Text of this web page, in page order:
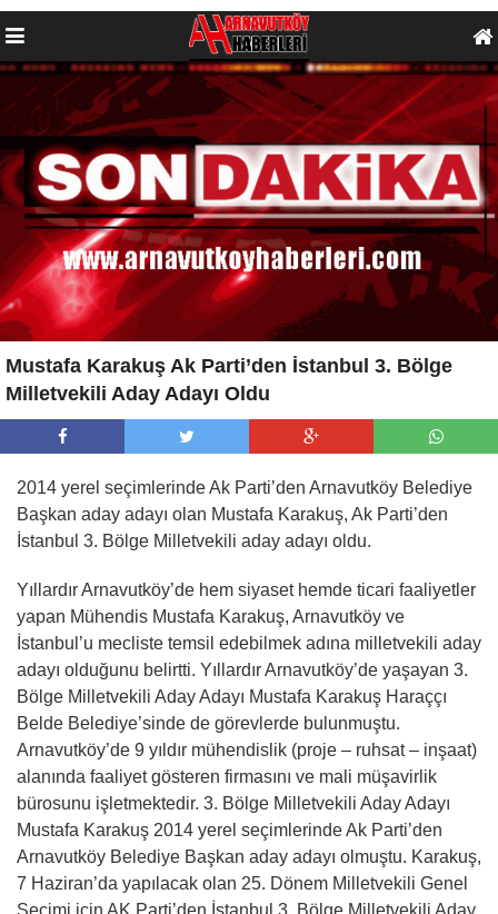
Mustafa Karakuş Ak Parti’den İstanbul 3. Bölge
Milletvekili Aday Adayı Oldu
2014 yerel seçimlerinde Ak Parti’den Arnavutköy Belediye
Başkan aday adayı olan Mustafa Karakuş, Ak Parti’den
İstanbul 3. Bölge Milletvekili aday adayı oldu.
Yıllardır Arnavutköy’de hem siyaset hemde ticari faaliyetler
yapan Mühendis Mustafa Karakuş, Arnavutköy ve
İstanbul’u mecliste temsil edebilmek adına milletvekili aday
adayı olduğunu belirtti. Yıllardır Arnavutköy’de yaşayan 3.
Bölge Milletvekili Aday Adayı Mustafa Karakuş Haraççı
Belde Belediye’sinde de görevlerde bulunmuştu.
Arnavutköy’de 9 yıldır mühendislik (proje – ruhsat – inşaat)
alanında faaliyet gösteren firmasını ve mali müşavirlik
bürosunu işletmektedir. 3. Bölge Milletvekili Aday Adayı
Mustafa Karakuş 2014 yerel seçimlerinde Ak Parti’den
Arnavutköy Belediye Başkan aday adayı olmuştu. Karakuş,
7 Haziran’da yapılacak olan 25. Dönem Milletvekili Genel
Seçimi için AK Parti’den İstanbul 3. Bölge Milletvekili Aday